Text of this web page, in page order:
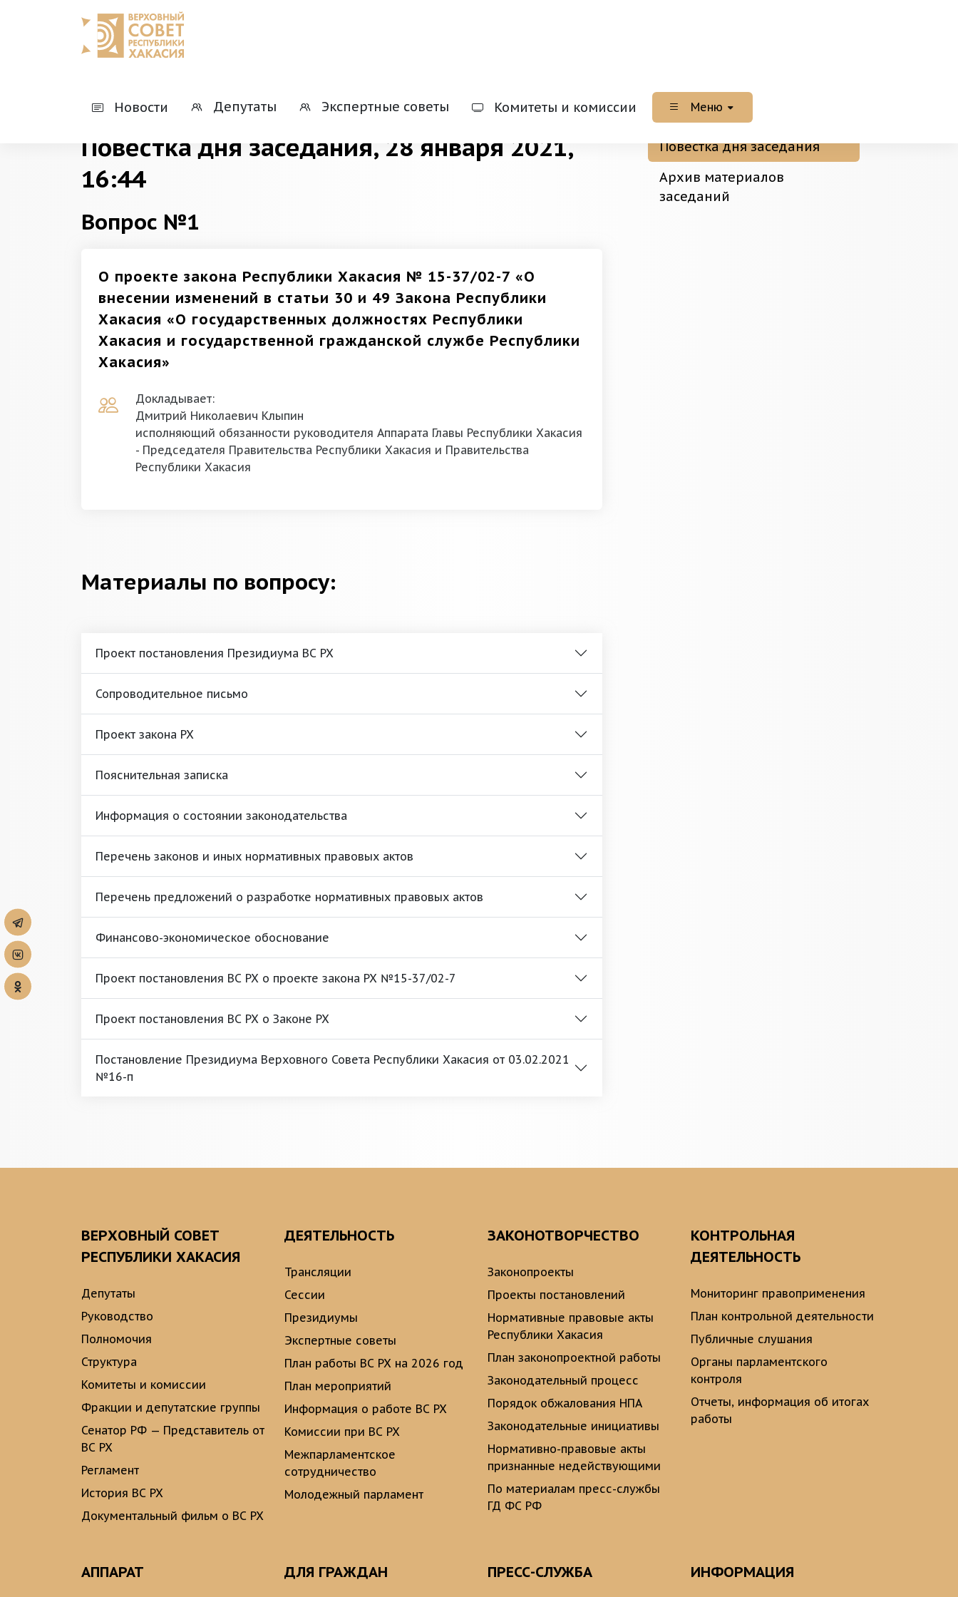
Новости Депутаты Экспертные советы Комитеты и комиссии Меню
Повестка дня заседания
Архив материалов
заседаний
Повестка дня заседания, 28 января 2021,
16:44
Вопрос №1
О проекте закона Республики Хакасия № 15-37/02-7 «О
внесении изменений в статьи 30 и 49 Закона Республики
Хакасия «О государственных должностях Республики
Хакасия и государственной гражданской службе Республики
Хакасия»
Докладывает:
Дмитрий Николаевич Клыпин
исполняющий обязанности руководителя Аппарата Главы Республики Хакасия
- Председателя Правительства Республики Хакасия и Правительства
Республики Хакасия
Материалы по вопросу:
Проект постановления Президиума ВС РХ
Сопроводительное письмо
Проект закона РХ
Пояснительная записка
Информация о состоянии законодательства
Перечень законов и иных нормативных правовых актов
Перечень предложений о разработке нормативных правовых актов
Финансово-экономическое обоснование
Проект постановления ВС РХ о проекте закона РХ №15-37/02-7
Проект постановления ВС РХ о Законе РХ
Постановление Президиума Верховного Совета Республики Хакасия от 03.02.2021
№16-п
ВЕРХОВНЫЙ СОВЕТ
РЕСПУБЛИКИ ХАКАСИЯ
Депутаты
Руководство
Полномочия
Структура
Комитеты и комиссии
Фракции и депутатские группы
Сенатор РФ — Представитель от
ВС РХ
Регламент
История ВС РХ
Документальный фильм о ВС РХ
ДЕЯТЕЛЬНОСТЬ
Трансляции
Сессии
Президиумы
Экспертные советы
План работы ВС РХ на 2026 год
План мероприятий
Информация о работе ВС РХ
Комиссии при ВС РХ
Межпарламентское
сотрудничество
Молодежный парламент
ЗАКОНОТВОРЧЕСТВО
Законопроекты
Проекты постановлений
Нормативные правовые акты
Республики Хакасия
План законопроектной работы
Законодательный процесс
Порядок обжалования НПА
Законодательные инициативы
Нормативно-правовые акты
признанные недействующими
По материалам пресс-службы
ГД ФС РФ
КОНТРОЛЬНАЯ
ДЕЯТЕЛЬНОСТЬ
Мониторинг правоприменения
План контрольной деятельности
Публичные слушания
Органы парламентского
контроля
Отчеты, информация об итогах
работы
АППАРАТ ДЛЯ ГРАЖДАН ПРЕСС-СЛУЖБА ИНФОРМАЦИЯ